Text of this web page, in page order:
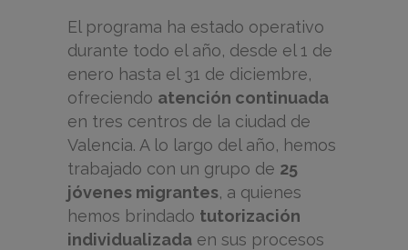
El programa ha estado operativo
durante todo el año, desde el 1 de
enero hasta el 31 de diciembre,
ofreciendo atención continuada
en tres centros de la ciudad de
Valencia. A lo largo del año, hemos
trabajado con un grupo de 25
jóvenes migrantes, a quienes
hemos brindado tutorización
individualizada en sus procesos